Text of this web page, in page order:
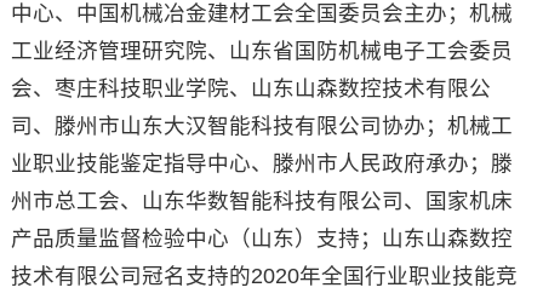
中心、中国机械冶金建材工会全国委员会主办；机械
工业经济管理研究院、山东省国防机械电子工会委员
会、枣庄科技职业学院、山东山森数控技术有限公
司、滕州市山东大汉智能科技有限公司协办；机械工
业职业技能鉴定指导中心、滕州市人民政府承办；滕
州市总工会、山东华数智能科技有限公司、国家机床
产品质量监督检验中心（山东）支持；山东山森数控
技术有限公司冠名支持的2020年全国行业职业技能竞